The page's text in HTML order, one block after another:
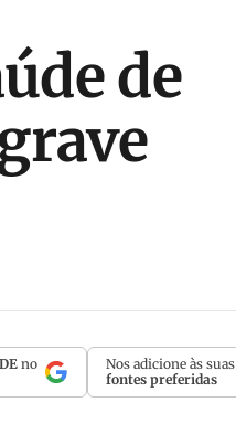
de
no
Nos adicione às suas
fontes preferidas